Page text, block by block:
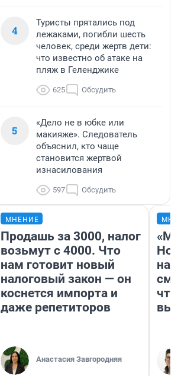
4
Туристы прятались под
лежаками, погибли шесть
человек, среди жертв дети:
что известно об атаке на
пляж в Геленджике
625 Обсудить
5
«Дело не в юбке или
макияже». Следователь
объяснил, кто чаще
становится жертвой
изнасилования
597 Обсудить
МНЕНИЕ
Продашь за 3000, налог
возьмут с 4000. Что
нам готовит новый
налоговый закон — он
коснется импорта и
даже репетиторов
Анастасия Завгородняя
«Мы